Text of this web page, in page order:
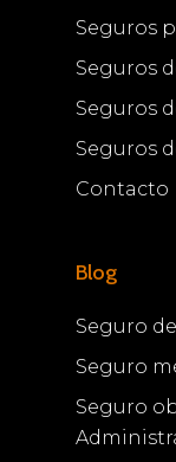
Seguros
Seguros
Seguros
Seguros
Contacto
Blog
Seguro
Seguro
Seguro